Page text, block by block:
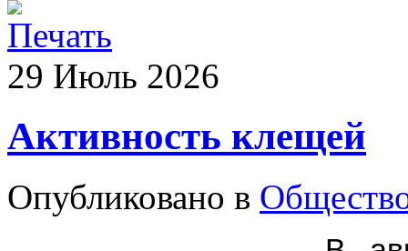
29 Июль 2026
Активность клещей
Опубликовано в